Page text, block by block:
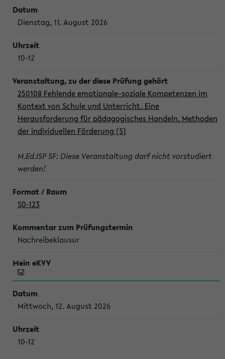
Dienstag, 11. August 2026
10-12
250108 Fehlende emotionale-soziale Kompetenzen im
Kontext von Schule und Unterricht. Eine
Herausforderung für pädagogisches Handeln. Methoden
der individuellen Förderung (S)
M.Ed.ISP SF: Diese Veranstaltung darf nicht vorstudiert
werden!
S0-123
Nachreibeklausur
Mittwoch, 12. August 2026
10-12